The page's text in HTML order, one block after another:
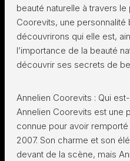
beauté naturelle à travers le
Coorevits, une
découvrirons qui elle est,
l’importance de la beauté
découvrir ses secrets de
Annelien Coorevits : Qui
Annelien Coorevits est une
connue pour avoir
2007. Son charme et son
devant de la scène, mais